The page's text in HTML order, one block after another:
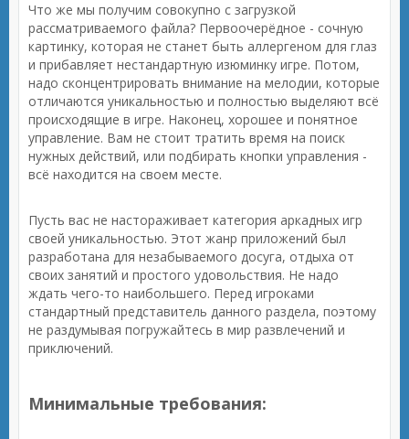
Что же мы получим совокупно с загрузкой
рассматриваемого файла? Первоочерёдное - сочную
картинку, которая не станет быть аллергеном для глаз
и прибавляет нестандартную изюминку игре. Потом,
надо сконцентрировать внимание на мелодии, которые
отличаются уникальностью и полностью выделяют всё
происходящие в игре. Наконец, хорошее и понятное
управление. Вам не стоит тратить время на поиск
нужных действий, или подбирать кнопки управления -
всё находится на своем месте.
Пусть вас не настораживает категория аркадных игр
своей уникальностью. Этот жанр приложений был
разработана для незабываемого досуга, отдыха от
своих занятий и простого удовольствия. Не надо
ждать чего-то наибольшего. Перед игроками
стандартный представитель данного раздела, поэтому
не раздумывая погружайтесь в мир развлечений и
приключений.
Минимальные требования: